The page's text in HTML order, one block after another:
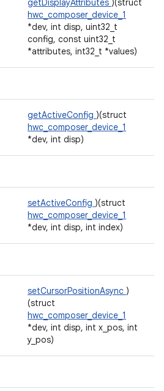
getDisplayAttributes )(struct
hwc_composer_device_1
*dev, int disp, uint32_t
config, const uint32_t
*attributes, int32_t *values)
getActiveConfig )(struct
hwc_composer_device_1
*dev, int disp)
setActiveConfig )(struct
hwc_composer_device_1
*dev, int disp, int index)
setCursorPositionAsync )
(struct
hwc_composer_device_1
*dev, int disp, int x_pos, int
y_pos)